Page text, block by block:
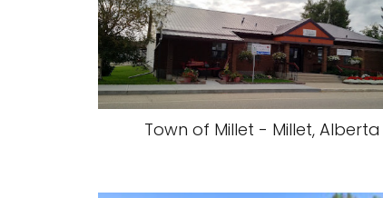
Town of Millet - Millet, Alberta